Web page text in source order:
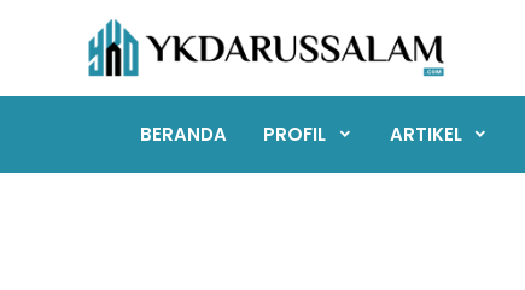
BERANDA PROFIL ARTIKEL